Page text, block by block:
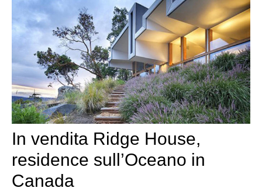
In vendita Ridge House,
residence sull’Oceano in
Canada